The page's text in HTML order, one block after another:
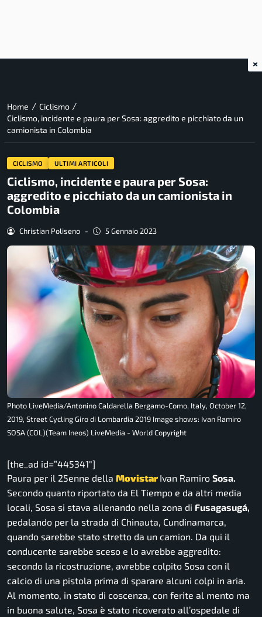
Home / Ciclismo /
Ciclismo, incidente e paura per Sosa: aggredito e picchiato da un
camionista in Colombia
CICLISMO ULTIMI ARTICOLI
Ciclismo, incidente e paura per Sosa:
aggredito e picchiato da un camionista in
Colombia
Christian Poliseno - 5 Gennaio 2023
Photo LiveMedia/Antonino Caldarella Bergamo-Como, Italy, October 12,
2019, Street Cycling Giro di Lombardia 2019 Image shows: Ivan Ramiro
SOSA (COL)(Team Ineos) LiveMedia - World Copyright
[the_ad id=”445341″]
Paura per il 25enne della Movistar Ivan Ramiro Sosa.
Secondo quanto riportato da El Tiempo e da altri media
locali, Sosa si stava allenando nella zona di Fusagasugá,
pedalando per la strada di Chinauta, Cundinamarca,
quando sarebbe stato stretto da un camion. Da qui il
conducente sarebbe sceso e lo avrebbe aggredito:
secondo la ricostruzione, avrebbe colpito Sosa con il
calcio di una pistola prima di sparare alcuni colpi in aria.
Al momento, in stato di coscenza, con ferite al mento ma
in buona salute, Sosa è stato ricoverato all’ospedale di
×